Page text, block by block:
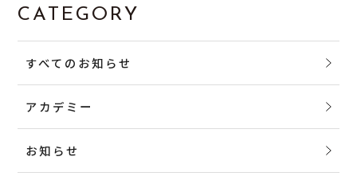
CATEGORY
すべてのお知らせ
アカデミー
お知らせ